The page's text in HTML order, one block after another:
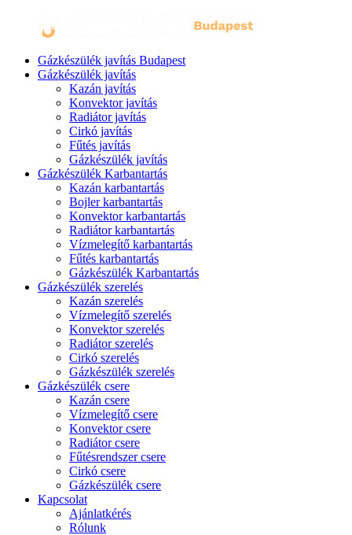
Gázkészülék javítás Budapest
Gázkészülék javítás
Kazán javítás
Konvektor javítás
Radiátor javítás
Cirkó javítás
Fűtés javítás
Gázkészülék javítás
Gázkészülék Karbantartás
Kazán karbantartás
Bojler karbantartás
Konvektor karbantartás
Radiátor karbantartás
Vízmelegítő karbantartás
Fűtés karbantartás
Gázkészülék Karbantartás
Gázkészülék szerelés
Kazán szerelés
Vízmelegítő szerelés
Konvektor szerelés
Radiátor szerelés
Cirkó szerelés
Gázkészülék szerelés
Gázkészülék csere
Kazán csere
Vízmelegítő csere
Konvektor csere
Radiátor csere
Fűtésrendszer csere
Cirkó csere
Gázkészülék csere
Kapcsolat
Ajánlatkérés
Rólunk